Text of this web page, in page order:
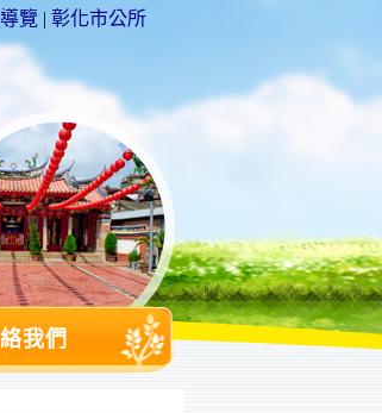
覽 | 彰化市公所
我們